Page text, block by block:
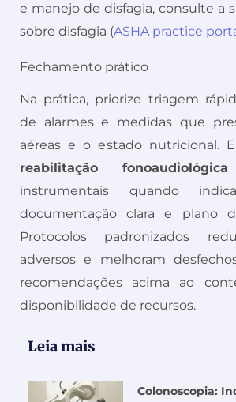
e manejo de disfagia, consulte a
sobre disfagia (ASHA practice
Fechamento prático
Na prática, priorize triagem
de alarmes e medidas que
aéreas e o estado nutricional.
reabilitação fonoaudiológica
instrumentais quando
documentação clara e plano
Protocolos padronizados
adversos e melhoram
recomendações acima ao
disponibilidade de recursos.
Leia mais
Colonoscopia: